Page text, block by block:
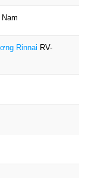
có diện tích lớn
xước và độ
hảo căn bếp Á
Rinnai RV-